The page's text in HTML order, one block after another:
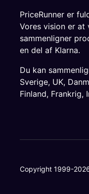
PriceRunner er
Vores vision er at
sammenligner
en del af Klarna.
Du kan
Sverige, UK,
Finland, Frankrig,
Copyright 1999-